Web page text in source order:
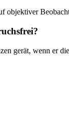
gerät, wenn er